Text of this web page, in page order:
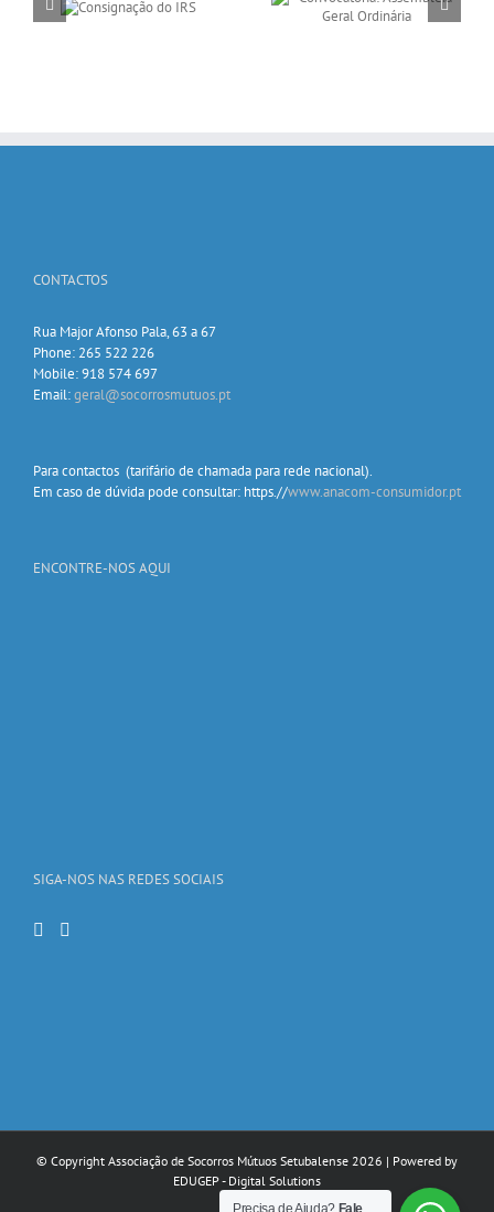
do
Convocatória:
Convocatória:
CONTACTOS
Rua Major Afonso Pala, 63 a 67
Phone: 265 522 226
Mobile: 918 574 697
Email:geral@socorrosmutuos.pt
Para contactos (tarifário de chamada para rede nacional).
Em caso de dúvida pode consultar: https.//www.anacom-consumidor.pt
ENCONTRE-NOS AQUI
SIGA-NOS NAS REDES SOCIAIS
© Copyright Associação de Socorros Mútuos Setubalense 2026 | Powered by
EDUGEP - Digital Solutions
Precisa de Ajuda? Fale